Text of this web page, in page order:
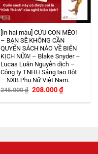
[In hai màu] CỨU CON MÈO!
– BẠN SẼ KHÔNG CẦN
QUYỂN SÁCH NÀO VỀ BIÊN
KỊCH NỮA! – Blake Snyder –
Lucas Luân Nguyễn dịch –
Công ty TNHH Sáng tạo Bột
– NXB Phụ Nữ Việt Nam.
245.000₫ Giá
gốc
là:
208.000₫Giá
hiện
tại